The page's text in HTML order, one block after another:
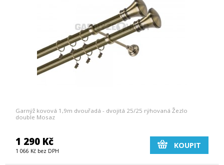
Garnýž kovová 1,9m dvouřadá - dvojitá 25/25 rýhovaná Žezlo
double Mosaz
1 290 Kč
1 066 Kč bez DPH
KOUPIT